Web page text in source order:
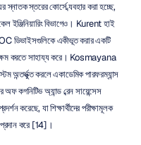
স্তরের কোর্সে ব্যবহার করা হচ্ছে,
ইঞ্জিনিয়ারিং বিভাগেও। Kurent হাই
ডিভাইসগুলিকে একীভূত করার একটি
করতে সাহায্য করে। Kosmayana
অন্তর্ভুক্ত করলে একাডেমিক পারফরম্যান্স
অফ কগনিটিভ অ্যান্ড ব্রেন সায়েন্সেস
করেছে, যা শিক্ষার্থীদের পরীক্ষামূলক
করে [14]।